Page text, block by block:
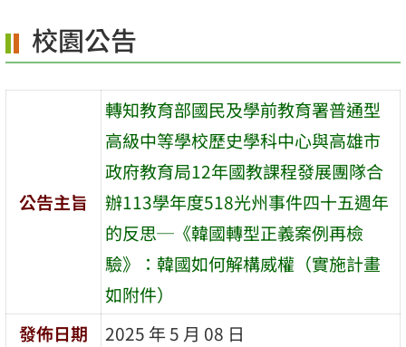
校園公告
公告主旨
轉知教育部國民及學前教育署普通型
高級中等學校歷史學科中心與高雄市
政府教育局12年國教課程發展團隊合
辦113學年度518光州事件四十五週年
的反思─《韓國轉型正義案例再檢
驗》：韓國如何解構威權（實施計畫
如附件）
發佈日期
2025 年 5 月 08 日